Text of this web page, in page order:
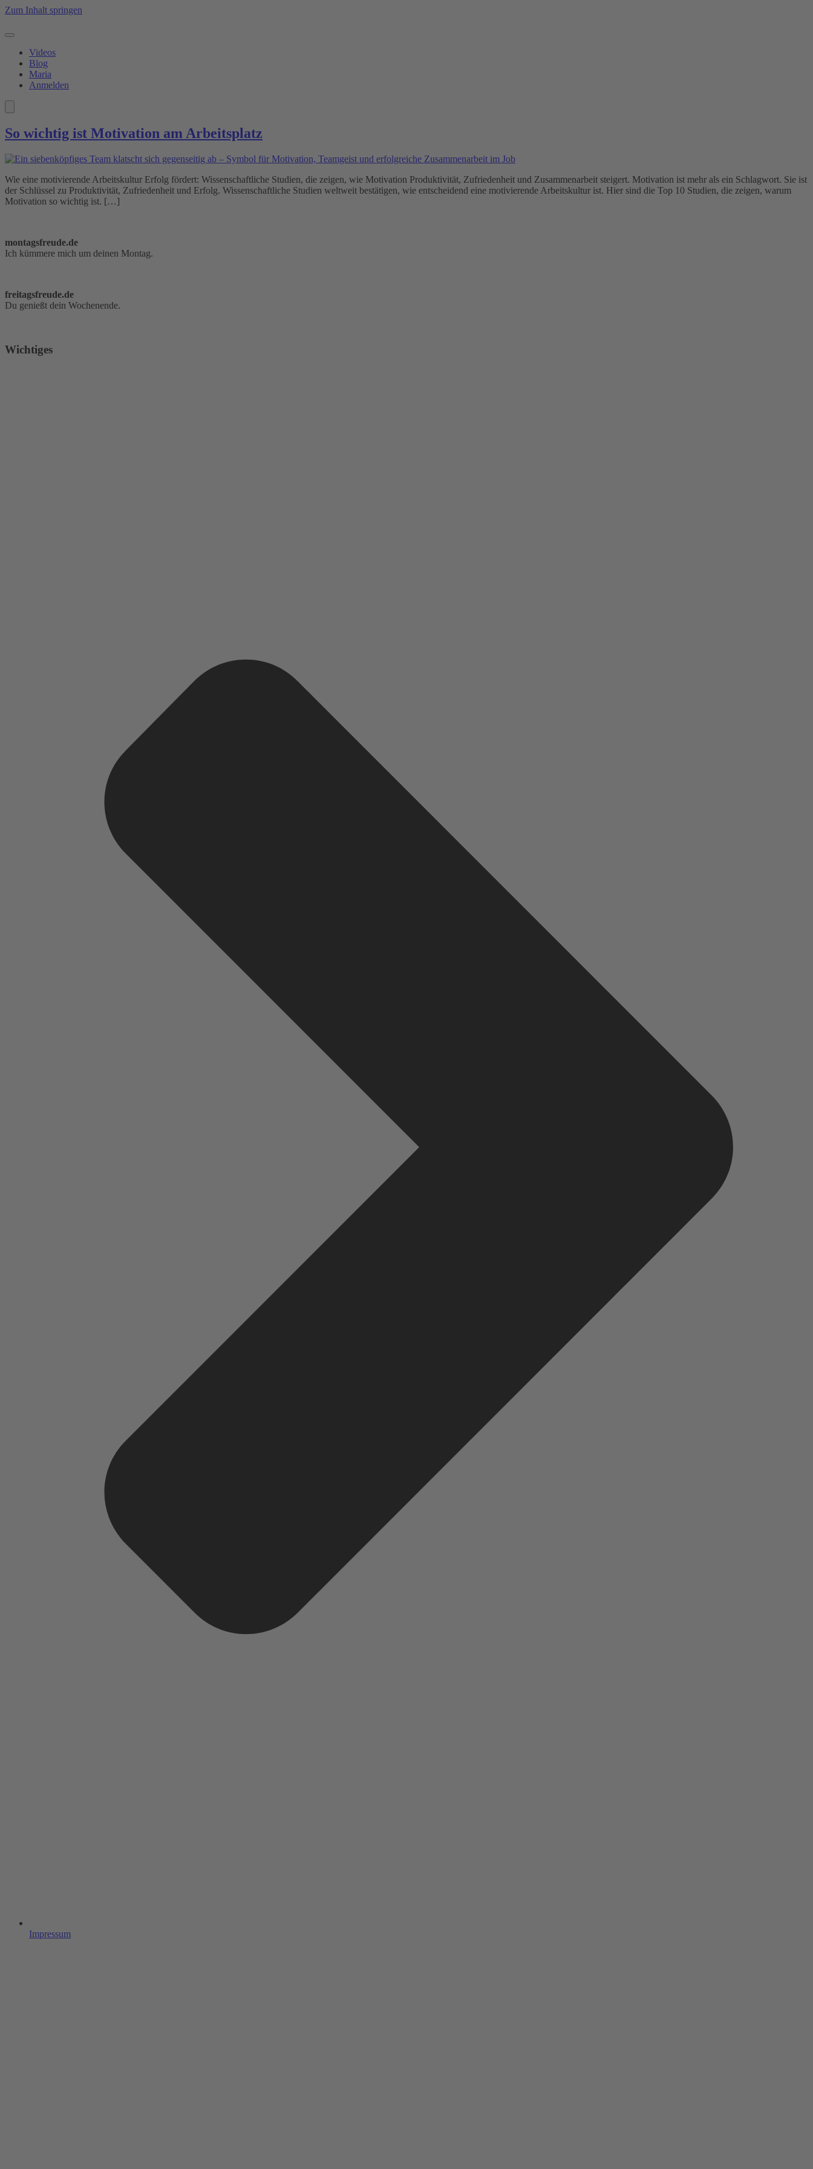
Zum Inhalt springen
Videos
Blog
Maria
Anmelden
So wichtig ist Motivation am Arbeitsplatz
Wie eine motivierende Arbeitskultur Erfolg fördert: Wissenschaftliche Studien, die zeigen, wie Motivation Produktivität, Zufriedenheit und Zusammenarbeit steigert. Motivation ist mehr als ein Schlagwort. Sie ist
der Schlüssel zu Produktivität, Zufriedenheit und Erfolg. Wissenschaftliche Studien weltweit bestätigen, wie entscheidend eine motivierende Arbeitskultur ist. Hier sind die Top 10 Studien, die zeigen, warum
Motivation so wichtig ist. […]
montagsfreude.de
Ich kümmere mich um deinen Montag.
freitagsfreude.de
Du genießt dein Wochenende.
Wichtiges
Impressum